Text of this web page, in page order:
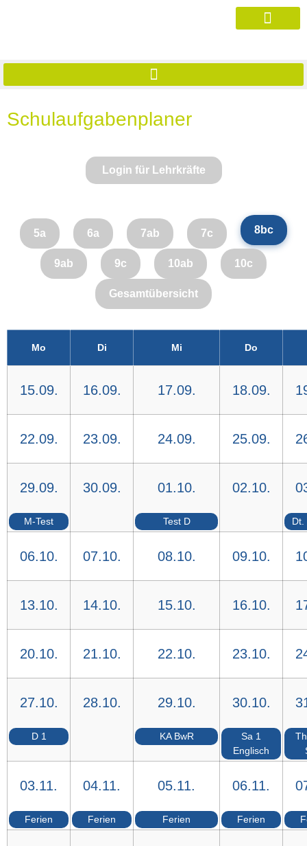
Schulaufgabenplaner
Login für Lehrkräfte
5a 6a 7ab 7c 8bc
9ab 9c 10ab 10c
Gesamtübersicht
Mo Di Mi Do
15.09. 16.09. 17.09. 18.09.
22.09. 23.09. 24.09. 25.09.
29.09.
M-Test
30.09. 01.10.
Test D
02.10.
Dt.
06.10. 07.10. 08.10. 09.10.
13.10. 14.10. 15.10. 16.10.
20.10. 21.10. 22.10. 23.10.
27.10.
D 1
28.10. 29.10.
KA BwR
30.10.
Sa 1
Englisch
03.11.
Ferien
04.11.
Ferien
05.11.
Ferien
06.11.
Ferien